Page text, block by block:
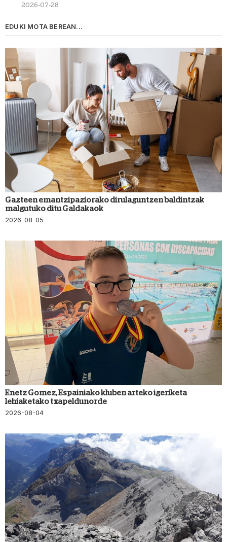
2026-07-28
EDUKI MOTA BEREAN...
Gazteen emantzipaziorako dirulaguntzen baldintzak
malgutuko ditu Galdakaok
2026-08-05
Enetz Gomez, Espainiako kluben arteko igeriketa
lehiaketako txapeldunorde
2026-08-04